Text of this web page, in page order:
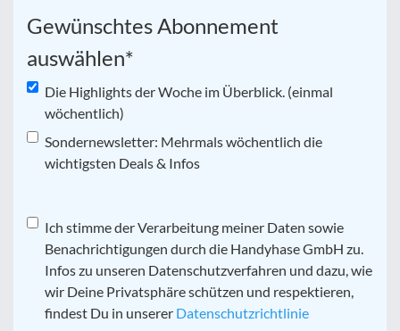
Gewünschtes Abonnement
auswählen*
Die Highlights der Woche im Überblick. (einmal
wöchentlich)
Sondernewsletter: Mehrmals wöchentlich die
wichtigsten Deals & Infos
Datenschutz*
Ich stimme der Verarbeitung meiner Daten sowie
Benachrichtigungen durch die Handyhase GmbH zu.
Infos zu unseren Datenschutzverfahren und dazu, wie
wir Deine Privatsphäre schützen und respektieren,
findest Du in unserer Datenschutzrichtlinie